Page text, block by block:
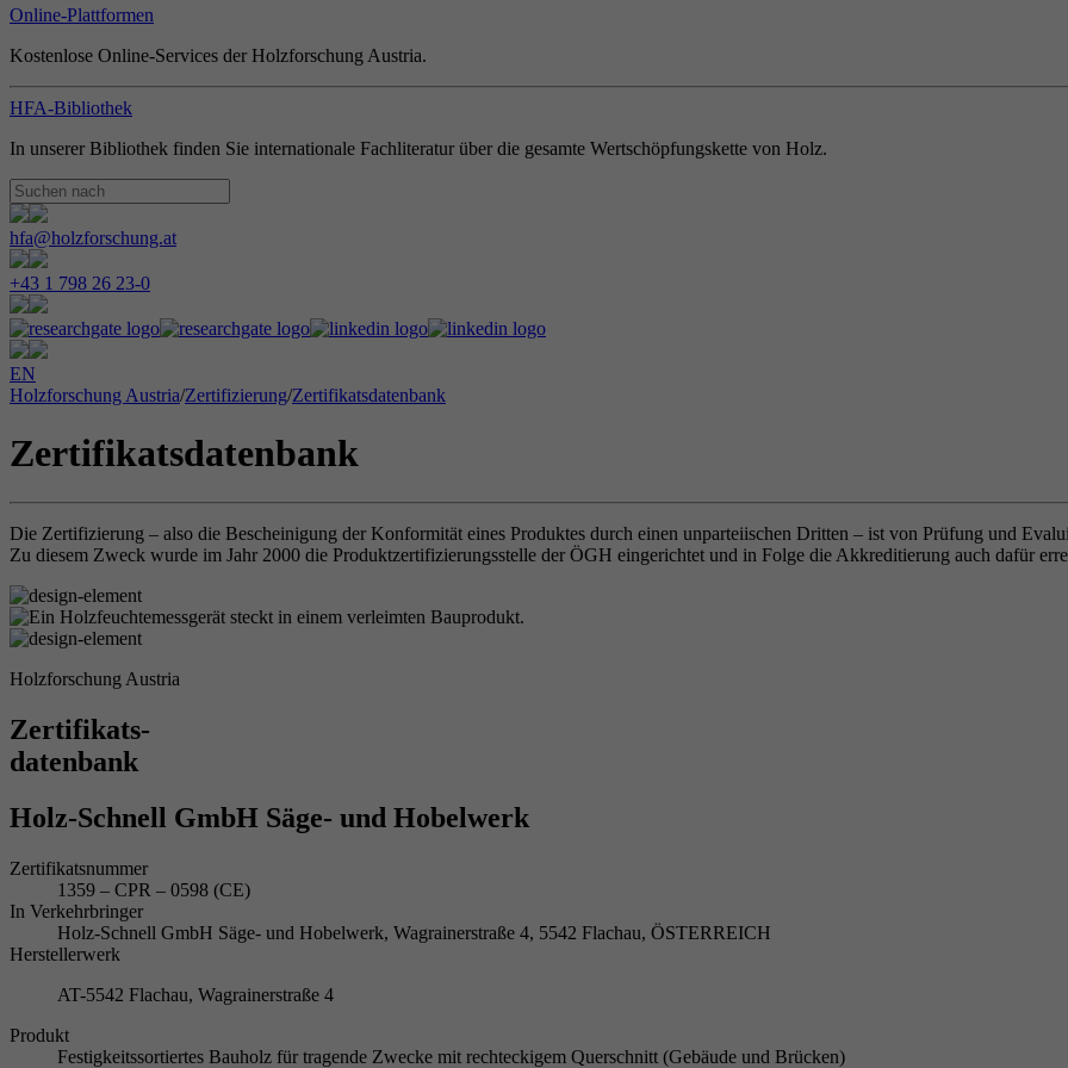
Online-Plattformen
Kostenlose Online-Services der Holzforschung Austria.
HFA-Bibliothek
In unserer Bibliothek finden Sie internationale Fachliteratur über die gesamte Wertschöpfungskette von Holz.
hfa@holzforschung.at
+43 1 798 26 23-0
EN
Holzforschung Austria/Zertifizierung/Zertifikatsdatenbank
Zertifikatsdatenbank
Die Zertifizierung – also die Bescheinigung der Konformität eines Produktes durch einen unparteiischen Dritten – ist von Prüfung und
Zu diesem Zweck wurde im Jahr 2000 die Produktzertifizierungsstelle der ÖGH eingerichtet und in Folge die Akkreditierung auch dafür
Holzforschung Austria
Zertifikats-
datenbank
Holz-Schnell GmbH Säge- und Hobelwerk
Zertifikatsnummer
1359 – CPR – 0598 (CE)
In Verkehrbringer
Holz-Schnell GmbH Säge- und Hobelwerk, Wagrainerstraße 4, 5542 Flachau, ÖSTERREICH
Herstellerwerk
AT-5542 Flachau, Wagrainerstraße 4
Produkt
Festigkeitssortiertes Bauholz für tragende Zwecke mit rechteckigem Querschnitt (Gebäude und Brücken)